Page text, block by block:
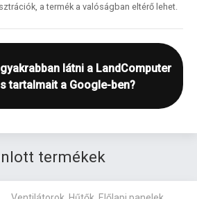
a termék a valóságban eltérő lehet.
látni a LandComputer
tartalmait a Google-ben?
termékek